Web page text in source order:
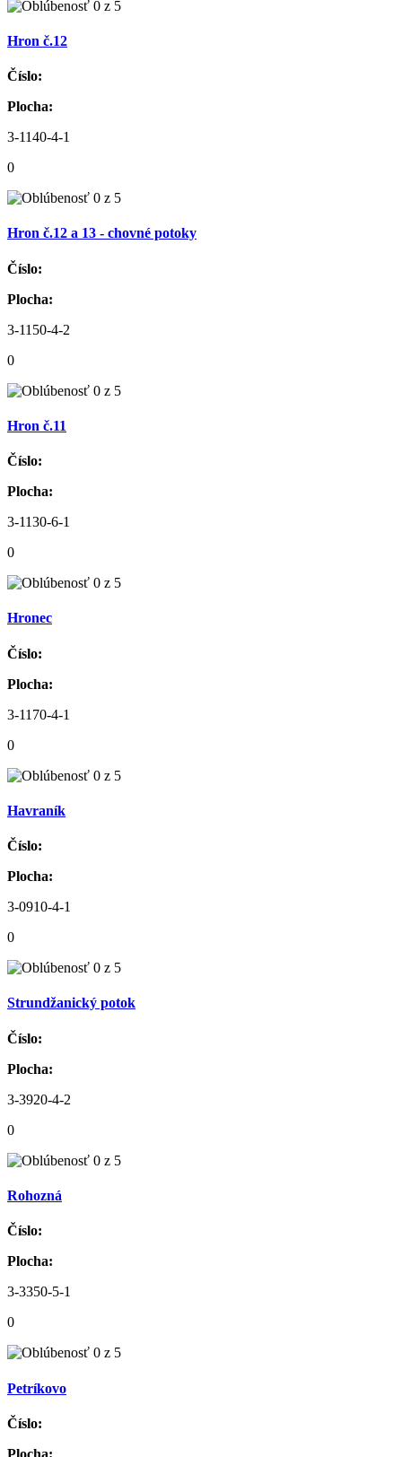
Hron č.12
Číslo:
Plocha:
3-1140-4-1
0
Hron č.12 a 13 - chovné potoky
Číslo:
Plocha:
3-1150-4-2
0
Hron č.11
Číslo:
Plocha:
3-1130-6-1
0
Hronec
Číslo:
Plocha:
3-1170-4-1
0
Havraník
Číslo:
Plocha:
3-0910-4-1
0
Strundžanický potok
Číslo:
Plocha:
3-3920-4-2
0
Rohozná
Číslo:
Plocha:
3-3350-5-1
0
Petríkovo
Číslo:
Plocha: